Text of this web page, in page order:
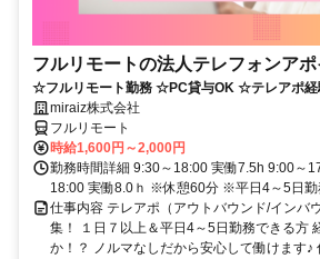
フルリモートの法人テレフォンア
☆フルリモート勤務 ☆PC貸与OK ☆テレアポ経
miraiz株式会社
フルリモート
時給1,600円～2,000円
勤務時間詳細 9:30～18:00 実働7.5h 9:00～
18:00 実働8.0ｈ ※休憩60分 ※平日4～5日勤
仕事内容 テレアポ（アウトバウンド/インバ
集！ １日７以上＆平日4～5日勤務できる方
か！？ ノルマなしだから安心して働けます♪